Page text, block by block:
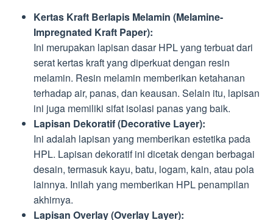
Kertas Kraft Berlapis Melamin (Melamine-
Impregnated Kraft Paper):
Ini merupakan lapisan dasar HPL yang terbuat dari
serat kertas kraft yang diperkuat dengan resin
melamin. Resin melamin memberikan ketahanan
terhadap air, panas, dan keausan. Selain itu, lapisan
ini juga memiliki sifat isolasi panas yang baik.
Lapisan Dekoratif (Decorative Layer):
Ini adalah lapisan yang memberikan estetika pada
HPL. Lapisan dekoratif ini dicetak dengan berbagai
desain, termasuk kayu, batu, logam, kain, atau pola
lainnya. Inilah yang memberikan HPL penampilan
akhirnya.
Lapisan Overlay (Overlay Layer):